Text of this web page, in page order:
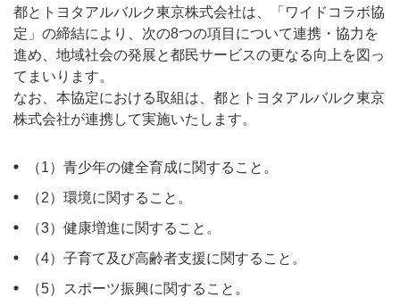
都とトヨタアルバルク東京株式会社は、「ワイドコラボ協
定」の締結により、次の8つの項目について連携・協力を
進め、地域社会の発展と都民サービスの更なる向上を図っ
てまいります。
なお、本協定における取組は、都とトヨタアルバルク東京
株式会社が連携して実施いたします。
（1）青少年の健全育成に関すること。
（2）環境に関すること。
（3）健康増進に関すること。
（4）子育て及び高齢者支援に関すること。
（5）スポーツ振興に関すること。